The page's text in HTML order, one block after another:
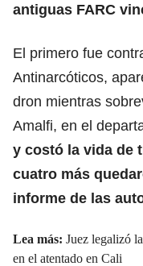
antiguas FARC
El primero fue
Antinarcóticos,
dron mientras
Amalfi, en el
y costó la vida de
cuatro más
informe de las
Lea más: Juez legalizó
en el atentado en Cali